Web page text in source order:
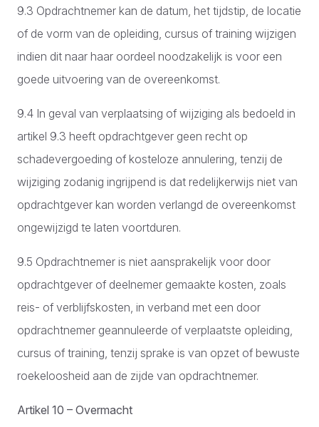
9.3 Opdrachtnemer kan de datum, het tijdstip, de locatie
of de vorm van de opleiding, cursus of training wijzigen
indien dit naar haar oordeel noodzakelijk is voor een
goede uitvoering van de overeenkomst.
9.4 In geval van verplaatsing of wijziging als bedoeld in
artikel 9.3 heeft opdrachtgever geen recht op
schadevergoeding of kosteloze annulering, tenzij de
wijziging zodanig ingrijpend is dat redelijkerwijs niet van
opdrachtgever kan worden verlangd de overeenkomst
ongewijzigd te laten voortduren.
9.5 Opdrachtnemer is niet aansprakelijk voor door
opdrachtgever of deelnemer gemaakte kosten, zoals
reis- of verblijfskosten, in verband met een door
opdrachtnemer geannuleerde of verplaatste opleiding,
cursus of training, tenzij sprake is van opzet of bewuste
roekeloosheid aan de zijde van opdrachtnemer.
Artikel 10 – Overmacht